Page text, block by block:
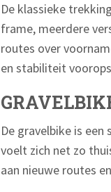
De klassieke
frame, meerdere
routes over
en stabiliteit
De gravelbike is
voelt zich net zo
aan nieuwe routes